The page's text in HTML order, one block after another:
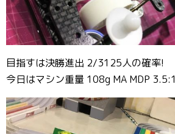
目指すは決勝進出 2/3125人の確率!
今日はマシン重量 108g MA MDP 3.5:1